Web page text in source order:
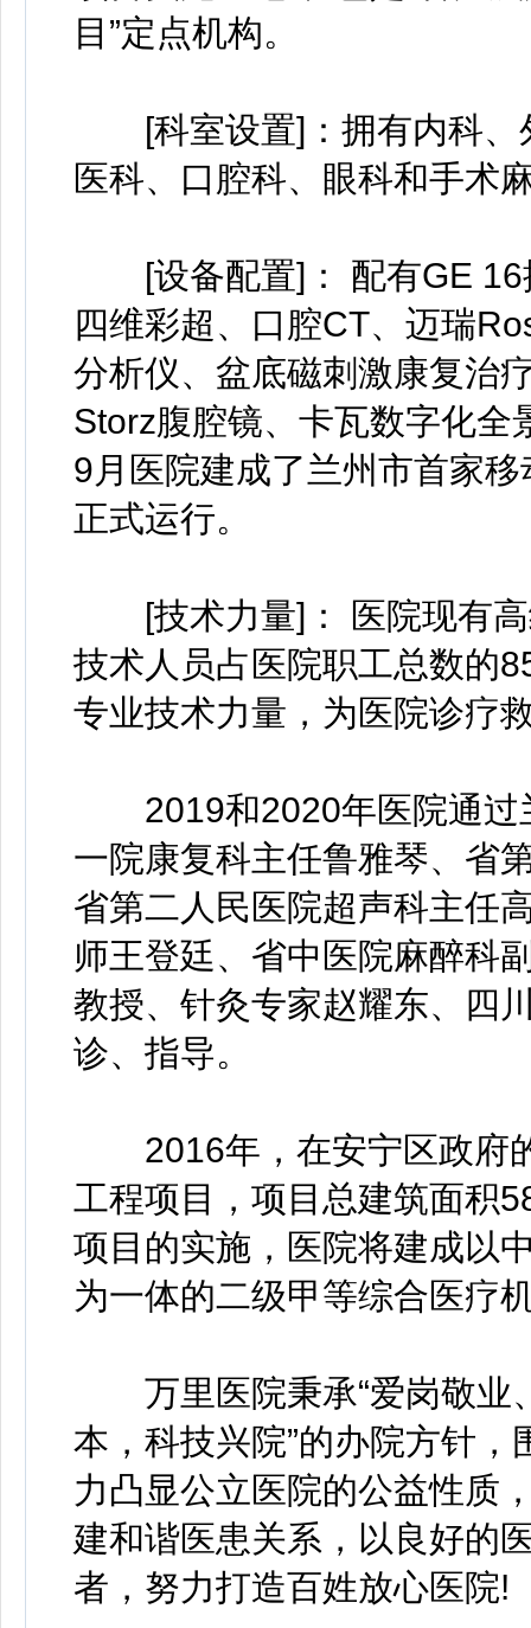
目”定点机构。
[科室设置]：拥有内科、
医科、口腔科、眼科和手术
[设备配置]： 配有GE 16
四维彩超、口腔CT、迈瑞
分析仪、盆底磁刺激康复治
Storz腹腔镜、卡瓦数字化全
9月医院建成了兰州市首家
正式运行。
[技术力量]： 医院现有高
技术人员占医院职工总数的
专业技术力量，为医院诊疗
2019和2020年医院通过
一院康复科主任鲁雅琴、省
省第二人民医院超声科主任
师王登廷、省中医院麻醉科
教授、针灸专家赵耀东、四
诊、指导。
2016年，在安宁区政府
工程项目，项目总建筑面积
项目的实施，医院将建成以
为一体的二级甲等综合医疗
万里医院秉承“爱岗敬业
本，科技兴院”的办院方针，
力凸显公立医院的公益性质
建和谐医患关系，以良好的
者，努力打造百姓放心医院!